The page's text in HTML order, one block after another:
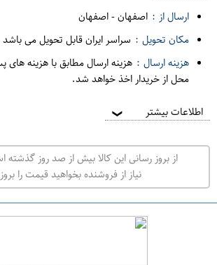
ه
ف
ر
و
ش
ی
ت
ر
ا
ارسال از : اصفهان-اصفهان
مکان تحویل : سراسر ایران قابل تحویل می باشد
هزینه ارسال : هزینه ارسال مطابق با هزینه
محل از خریدار اخذ خواهد شد.
اطلاعات بیشتر ❯
از بروز رسانی این کالا بیش از صد روز
نیاز از فروشنده بخواهید قیمت را